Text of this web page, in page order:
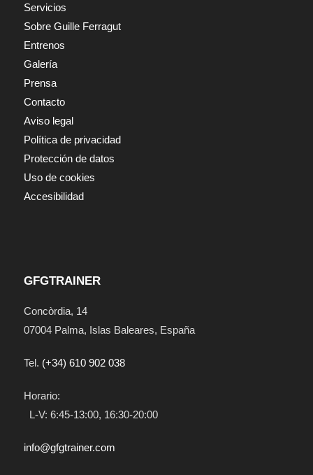
Servicios
Sobre Guille Ferragut
Entrenos
Galería
Prensa
Contacto
Aviso legal
Política de privacidad
Protección de datos
Uso de cookies
Accesibilidad
GFGTRAINER
Concòrdia, 14
07004 Palma, Islas Baleares, España
Tel. (+34) 610 902 038
Horario:
L-V: 6:45-13:00, 16:30-20:00
info@gfgtrainer.com